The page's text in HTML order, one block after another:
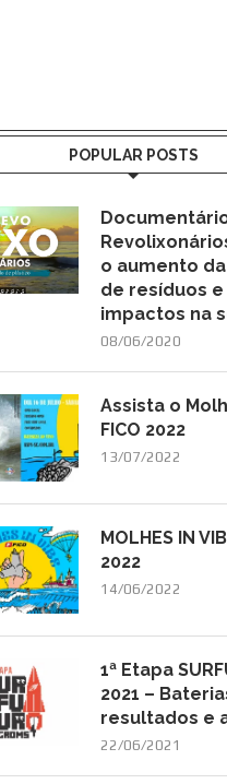
POPULAR POSTS
o aumento
de resíduos e
impactos na
08/06/2020
Assista o
FICO 2022
13/07/2022
MOLHES IN
2022
14/06/2022
1ª Etapa
2021 –
resultados e
22/06/2021